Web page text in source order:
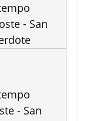
- San
- San